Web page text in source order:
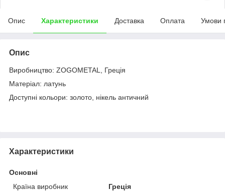
Опис Характеристики Доставка Оплата Умови
Опис
Виробництво: ZOGOMETAL, Греція
Матеріал: латунь
Доступні кольори: золото, нікель античний
Характеристики
Основні
Країна виробник
Греція